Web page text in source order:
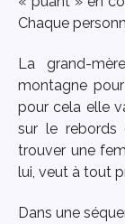
Chaque
La grand-
montagne
pour cela elle
sur le rebords
trouver une
lui, veut à tout
Dans une